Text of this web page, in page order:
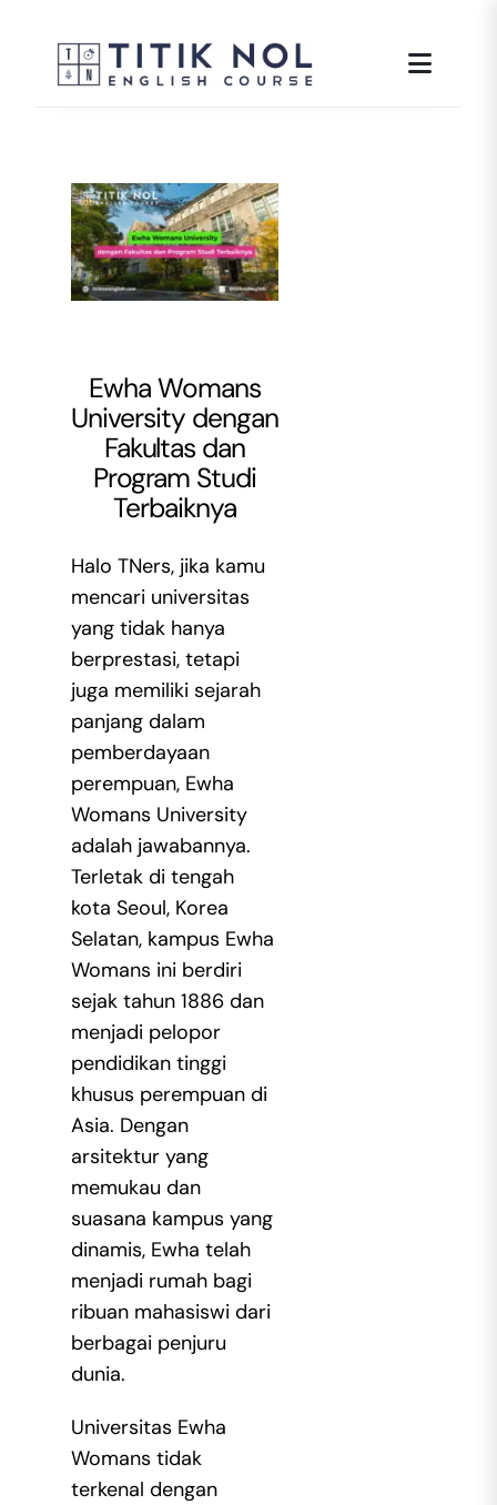
content
Ewha Womans
University dengan
Fakultas dan
Program Studi
Terbaiknya
Halo TNers, jika kamu
mencari universitas
yang tidak hanya
berprestasi, tetapi
juga memiliki sejarah
panjang dalam
pemberdayaan
perempuan, Ewha
Womans University
adalah jawabannya.
Terletak di tengah
kota Seoul, Korea
Selatan, kampus Ewha
Womans ini berdiri
sejak tahun 1886 dan
menjadi pelopor
pendidikan tinggi
khusus perempuan di
Asia. Dengan
arsitektur yang
memukau dan
suasana kampus yang
dinamis, Ewha telah
menjadi rumah bagi
ribuan mahasiswi dari
berbagai penjuru
dunia.
Universitas Ewha
Womans tidak
terkenal dengan